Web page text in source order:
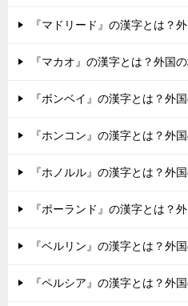
『マドリード』の漢字とは？
『マカオ』の漢字とは？外国
『ボンベイ』の漢字とは？外
『ホンコン』の漢字とは？外
『ホノルル』の漢字とは？外
『ポーランド』の漢字とは？
『ベルリン』の漢字とは？外
『ペルシア』の漢字とは？外